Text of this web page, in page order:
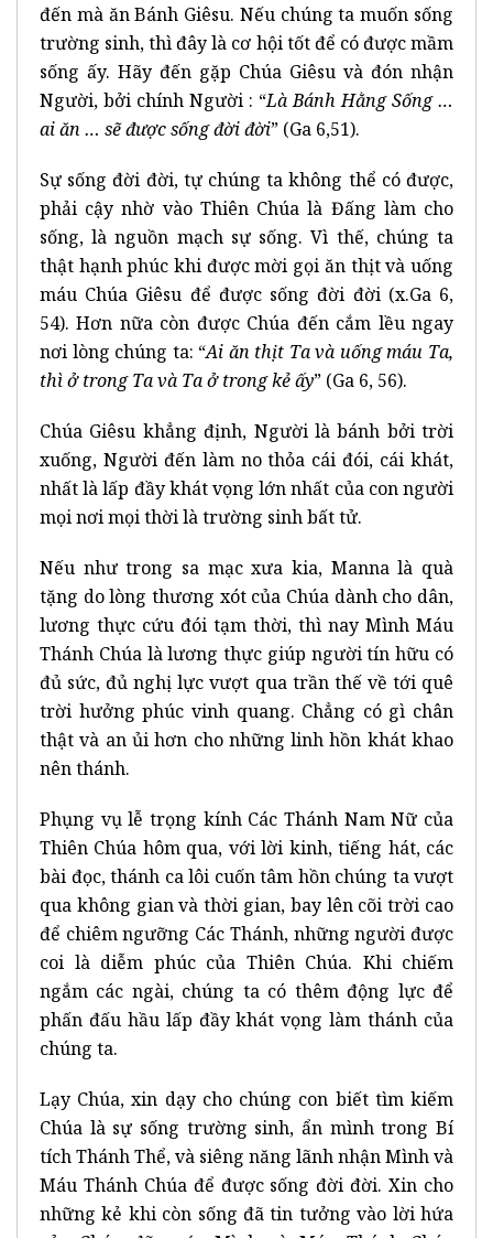
đến mà ăn Bánh Giêsu. Nếu chúng ta muốn sống
trường sinh, thì đây là cơ hội tốt để có được mầm
sống ấy. Hãy đến gặp Chúa Giêsu và đón nhận
Người, bởi chính Người : “Là Bánh Hằng Sống …
ai ăn … sẽ được sống đời đời” (Ga 6,51).
Sự sống đời đời, tự chúng ta không thể có được,
phải cậy nhờ vào Thiên Chúa là Đấng làm cho
sống, là nguồn mạch sự sống. Vì thế, chúng ta
thật hạnh phúc khi được mời gọi ăn thịt và uống
máu Chúa Giêsu để được sống đời đời (x.Ga 6,
54). Hơn nữa còn được Chúa đến cắm lều ngay
nơi lòng chúng ta: “Ai ăn thịt Ta và uống máu Ta,
thì ở trong Ta và Ta ở trong kẻ ấy” (Ga 6, 56).
Chúa Giêsu khẳng định, Người là bánh bởi trời
xuống, Người đến làm no thỏa cái đói, cái khát,
nhất là lấp đầy khát vọng lớn nhất của con người
mọi nơi mọi thời là trường sinh bất tử.
Nếu như trong sa mạc xưa kia, Manna là quà
tặng do lòng thương xót của Chúa dành cho dân,
lương thực cứu đói tạm thời, thì nay Mình Máu
Thánh Chúa là lương thực giúp người tín hữu có
đủ sức, đủ nghị lực vượt qua trần thế về tới quê
trời hưởng phúc vinh quang. Chẳng có gì chân
thật và an ủi hơn cho những linh hồn khát khao
nên thánh.
Phụng vụ lễ trọng kính Các Thánh Nam Nữ của
Thiên Chúa hôm qua, với lời kinh, tiếng hát, các
bài đọc, thánh ca lôi cuốn tâm hồn chúng ta vượt
qua không gian và thời gian, bay lên cõi trời cao
để chiêm ngưỡng Các Thánh, những người được
coi là diễm phúc của Thiên Chúa. Khi chiếm
ngắm các ngài, chúng ta có thêm động lực để
phấn đấu hầu lấp đầy khát vọng làm thánh của
chúng ta.
Lạy Chúa, xin dạy cho chúng con biết tìm kiếm
Chúa là sự sống trường sinh, ẩn mình trong Bí
tích Thánh Thể, và siêng năng lãnh nhận Mình và
Máu Thánh Chúa để được sống đời đời. Xin cho
những kẻ khi còn sống đã tin tưởng vào lời hứa